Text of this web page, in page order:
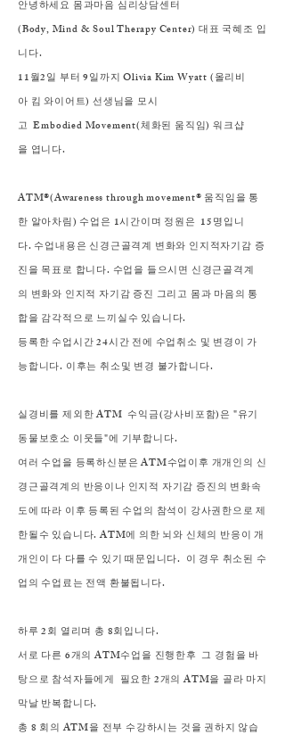
안녕하세요 몸과마음 심리상담센터
(Body, Mind & Soul Therapy Center) 대표 국혜조 입
니다.
11월2일 부터 9일까지 Olivia Kim Wyatt (올리비
아 킴 와이어트) 선생님을 모시
고 Embodied Movement(체화된 움직임) 워크샵
을 엽니다.
ATM®(Awareness through movement® 움직임을 통
한 알아차림) 수업은 1시간이며 정원은 15명입니
다. 수업내용은 신경근골격계 변화와 인지적자기감 증
진을 목표로 합니다. 수업을 들으시면 신경근골격계
의 변화와 인지적 자기감 증진 그리고 몸과 마음의 통
합을 감각적으로 느끼실수 있습니다.
등록한 수업시간 24시간 전에 수업취소 및 변경이 가
능합니다. 이후는 취소및 변경 불가합니다.
실경비를 제외한 ATM 수익금(강사비포함)은 "유기
동물보호소 이웃들"에 기부합니다.
여러 수업을 등록하신분은 ATM수업이후 개개인의 신
경근골격계의 반응이나 인지적 자기감 증진의 변화속
도에 따라 이후 등록된 수업의 참석이 강사권한으로 제
한될수 있습니다. ATM에 의한 뇌와 신체의 반응이 개
개인이 다 다를 수 있기 때문입니다. 이 경우 취소된 수
업의 수업료는 전액 환불됩니다.
하루 2회 열리며 총 8회입니다.
서로 다른 6개의 ATM수업을 진행한후 그 경험을 바
탕으로 참석자들에게 필요한 2개의 ATM을 골라 마지
막날 반복합니다.
총 8 회의 ATM을 전부 수강하시는 것을 권하지 않습